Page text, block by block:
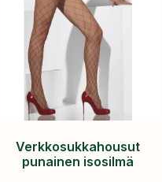
Verkkosukkahousut
punainen isosilmä